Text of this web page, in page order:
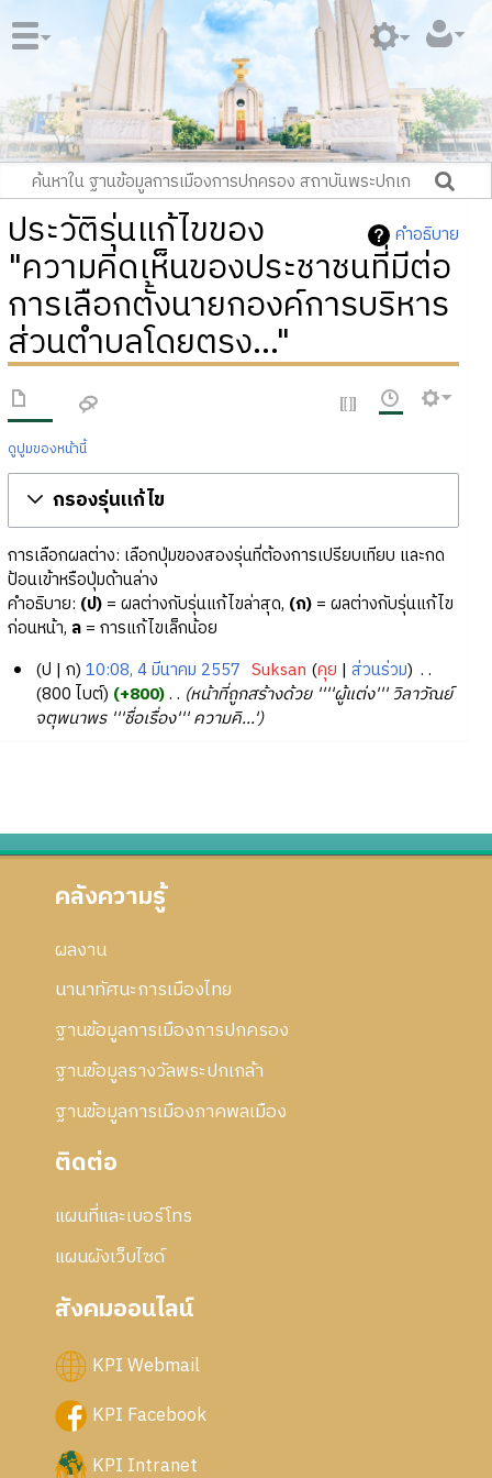
คำอธิบาย
ประวัติรุ่นแก้ไขของ
"ความคิดเห็นของประชาชนที่มีต่อ
การเลือกตั้งนายกองค์การบริหาร
ส่วนตำบลโดยตรง..."
ดูปูมของหน้านี้
กรองรุ่นแก้ไข
การเลือกผลต่าง: เลือกปุ่มของสองรุ่นที่ต้องการเปรียบเทียบ และกด
ป้อนเข้าหรือปุ่มด้านล่าง
คำอธิบาย: (ป)= ผลต่างกับรุ่นแก้ไขล่าสุด, (ก)= ผลต่างกับรุ่นแก้ไข
ก่อนหน้า, ล= การแก้ไขเล็กน้อย
ม
2
ป ก 10:08, 4 มีนาคม 2557 Suksan คุย ส่วนร่วม ‎
800 ไบต์
+800 ‎
หน้าที่ถูกสร้างด้วย ''''ผู้แต่ง''' วิลาวัณย์
จตุพนาพร '''ชื่อเรื่อง''' ความคิ...'
คลังความรู้
ผลงาน
นานาทัศนะการเมืองไทย
ฐานข้อมูลการเมืองการปกครอง
ฐานข้อมูลรางวัลพระปกเกล้า
ฐานข้อมูลการเมืองภาคพลเมือง
ติดต่อ
แผนที่และเบอร์โทร
แผนผังเว็บไซด์
สังคมออนไลน์
KPI Webmail
KPI Facebook
KPI Intranet